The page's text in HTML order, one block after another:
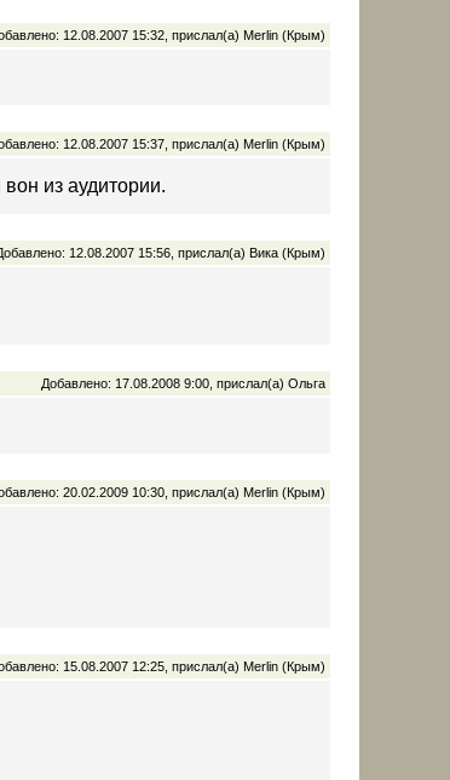
12.08.2007 15:32, прислал(а) Merlin (Крым)
12.08.2007 15:37, прислал(а) Merlin (Крым)
из аудитории.
12.08.2007 15:56, прислал(а) Вика (Крым)
Добавлено: 17.08.2008 9:00, прислал(а) Ольга
20.02.2009 10:30, прислал(а) Merlin (Крым)
15.08.2007 12:25, прислал(а) Merlin (Крым)